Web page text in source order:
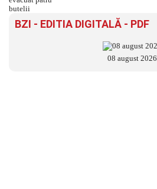
BZI - EDITIA DIGITALĂ - PDF
08 august 2026